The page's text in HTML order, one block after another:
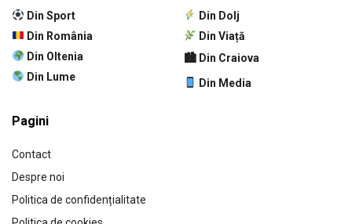
Din Sport
Din România
Din Oltenia
Din Lume
Din Dolj
Din Viață
🏙 Din Craiova
Din Media
Pagini
Contact
Despre noi
Politica de confidențialitate